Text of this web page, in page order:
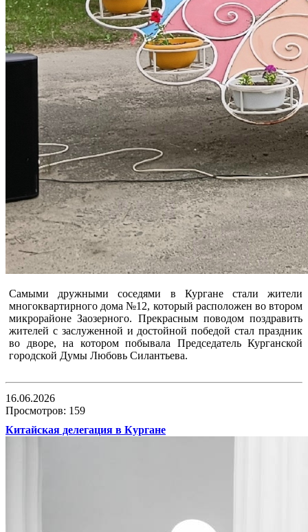
Самыми дружными соседями в Кургане стали жители
многоквартирного дома №12, который расположен во втором
микрорайоне Заозерного. Прекрасным поводом поздравить
жителей с заслуженной и достойной победой стал праздник
во дворе, на котором побывала Председатель Курганской
городской Думы Любовь Силантьева.
16.06.2026
Просмотров: 159
Китайская делегация в Кургане